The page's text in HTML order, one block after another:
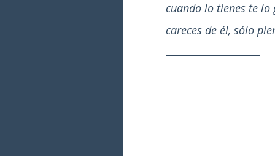
cuando lo tienes te lo
careces de él, sólo